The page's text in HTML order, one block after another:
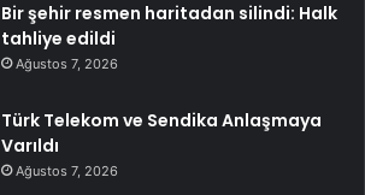
Bir şehir resmen haritadan silindi: Halk
tahliye edildi
Ağustos 7, 2026
Türk Telekom ve Sendika Anlaşmaya
Varıldı
Ağustos 7, 2026